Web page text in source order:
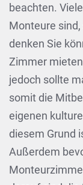
beachten.
Monteure
denken Sie
Zimmer
jedoch sollte
somit die
eigenen
diesem Grund
Außerdem